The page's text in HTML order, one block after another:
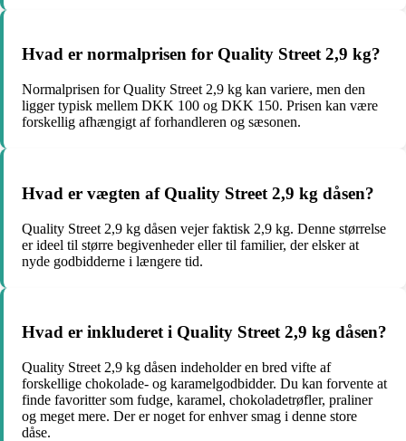
Hvad er normalprisen for Quality Street 2,9 kg?
Normalprisen for Quality Street 2,9 kg kan variere, men den
ligger typisk mellem DKK 100 og DKK 150. Prisen kan være
forskellig afhængigt af forhandleren og sæsonen.
Hvad er vægten af Quality Street 2,9 kg dåsen?
Quality Street 2,9 kg dåsen vejer faktisk 2,9 kg. Denne størrelse
er ideel til større begivenheder eller til familier, der elsker at
nyde godbidderne i længere tid.
Hvad er inkluderet i Quality Street 2,9 kg dåsen?
Quality Street 2,9 kg dåsen indeholder en bred vifte af
forskellige chokolade- og karamelgodbidder. Du kan forvente at
finde favoritter som fudge, karamel, chokoladetrøfler, praliner
og meget mere. Der er noget for enhver smag i denne store
dåse.